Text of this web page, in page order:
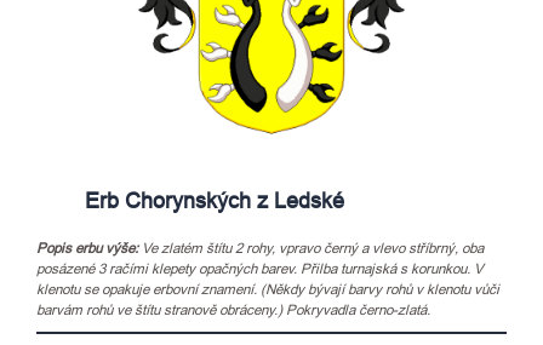
Erb Chorynských z Ledské
Popis erbu výše:Ve zlatém štítu 2 rohy, vpravo černý a vlevo stříbrný, oba
posázené 3 račími klepety opačných barev. Přilba turnajská s korunkou. V
klenotu se opakuje erbovní znamení. (Někdy bývají barvy rohů v klenotu vůči
barvám rohů ve štítu stranově obráceny.) Pokryvadla černo-zlatá.